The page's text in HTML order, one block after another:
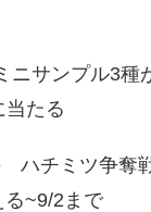
ニサンプル3種
当たる
ハチミツ争奪
る~9/2まで